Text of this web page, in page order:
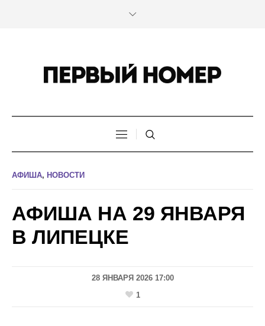
АФИША, НОВОСТИ
АФИША НА 29 ЯНВАРЯ
В ЛИПЕЦКЕ
28 ЯНВАРЯ 2026 17:00
1